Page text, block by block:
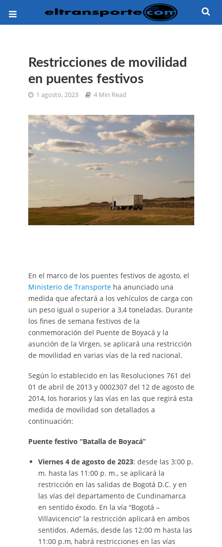
Restricciones de movilidad
en puentes festivos
1 agosto, 2023 4 Min Read
En el marco de los puentes festivos de agosto, el
Ministerio de Transporteha anunciado una
medida que afectará a los vehículos de carga con
un peso igual o superior a 3,4 toneladas. Durante
los fines de semana festivos de la
conmemoración del Puente de Boyacá y la
asunción de la Virgen, se aplicará una restricción
de movilidad en varias vías de la red nacional.
Según lo establecido en las Resoluciones 761 del
01 de abril de 2013 y 0002307 del 12 de agosto de
2014, los horarios y las vías en las que regirá esta
medida de movilidad son detallados a
continuación:
Puente festivo “Batalla de Boyacá”
Viernes 4 de agosto de 2023: desde las 3:00 p.
m. hasta las 11:00 p. m., se aplicará la
restricción en las salidas de Bogotá D.C. y en
las vías del departamento de Cundinamarca
en sentido éxodo. En la vía “Bogotá –
Villavicencio” la restricción aplicará en ambos
sentidos. Además, desde las 12:00 m hasta las
11:00 p.m, habrá restricciones en las vías